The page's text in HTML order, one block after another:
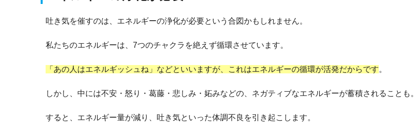
吐き気を催すのは、エネルギーの浄化が必要という合図かもしれません。
私たちのエネルギーは、7つのチャクラを絶えず循環させています。
「あの人はエネルギッシュね」などといいますが、これはエネルギーの循環が活発だからです。
しかし、中には不安・怒り・葛藤・悲しみ・妬みなどの、ネガティブなエネルギーが蓄積されることも。
すると、エネルギー量が減り、吐き気といった体調不良を引き起こします。